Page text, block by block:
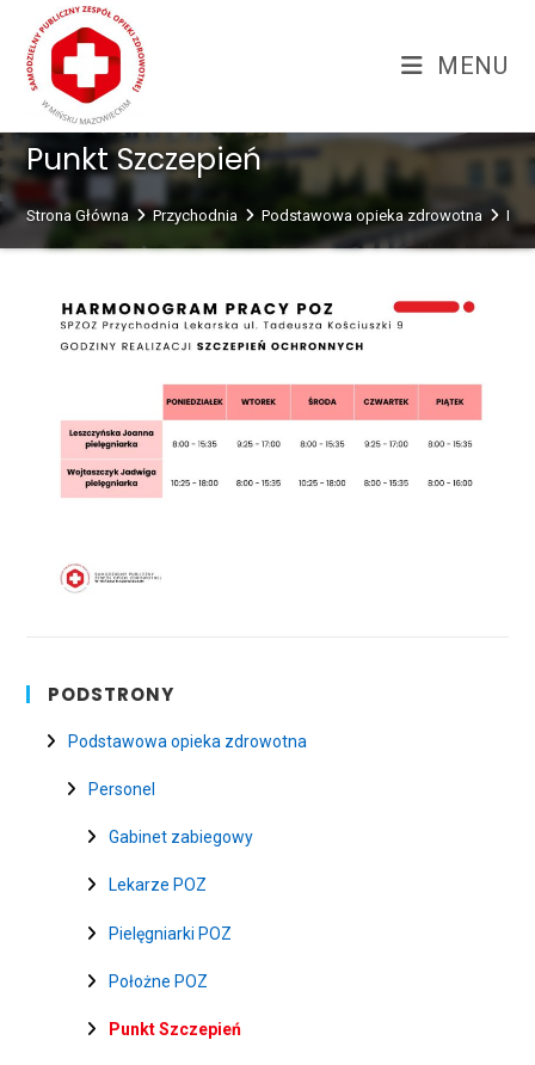
treści
content
MENU
Punkt Szczepień
Strona Główna Przychodnia Podstawowa opieka zdrowotna
PODSTRONY
Podstawowa opieka zdrowotna
Personel
Gabinet zabiegowy
Lekarze POZ
Pielęgniarki POZ
Położne POZ
Punkt Szczepień